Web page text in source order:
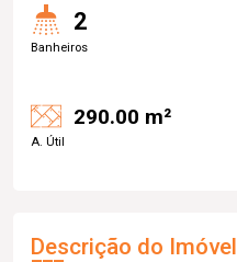
2
Banheiros
290.00 m²
A. Útil
Descrição do Imóvel